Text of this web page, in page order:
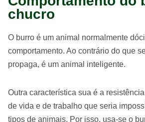
chucro
O burro é um animal normalmente
comportamento. Ao contrário do que
propaga, é um animal inteligente.
Outra característica sua é a
de vida e de trabalho que seria
tipos de animais. Por isso, usa-se o